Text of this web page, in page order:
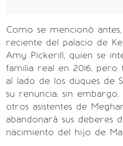
Como se mencionó
reciente del palacio de
Amy Pickerill, quien se
familia real en 2016,
al lado de los duques de
su renuncia; sin
otros asistentes de
abandonará sus deberes
nacimiento del hijo de